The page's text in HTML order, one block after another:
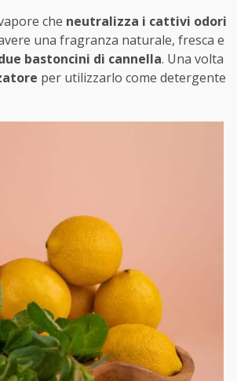
che neutralizza i cattivi odori
una fragranza naturale, fresca e
bastoncini di cannella. Una volta
per utilizzarlo come detergente